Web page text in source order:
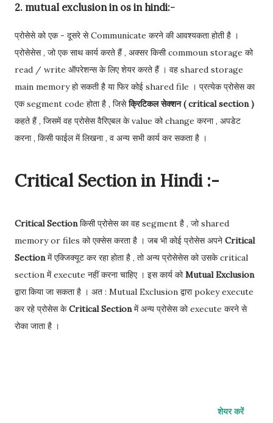
2. mutual exclusion in os in hindi:-
प्रोसेसे को एक - दूसरे से Communicate करने की आवश्यकता होती है ।
प्रोसेसेस , जो एक साथ कार्य करते हैं , अक्सर किसी commoun storage को
read / write ऑपरेशन्स के लिए शेयर करते हैं । वह shared storage
main memory हो सकती है या फिर कोई shared file । प्रत्येक प्रोसेस का
एक segment code होता है , जिसेक्रिटिकल सेक्शन ( critical section )
कहते हैं , जिसमें वह प्रोसेस वैरिएबल के value को change करना , अपडेट
करना , किसी फाईल में लिखना , व अन्य सभी कार्य कर सकता है ।
Critical Section in Hindi :-
Critical Sectionकिसी प्रोसेस का वह segment है , जो shared
memory or files को एक्सेस करता है । जब भी कोई प्रोसेस अपने Critical
Sectionमें एक्जिक्यूट कर रहा होता है , तो अन्य प्रोसेसेस को उसके critical
section में execute नहीं करना चाहिए । इस कार्य कोMutual Exclusion
द्वारा किया जा सकता है । अत : Mutual Exclusion द्वारा pokey execute
कर रहे प्रोसेस केCritical Sectionमें अन्य प्रोसेस को execute करने से
रोका जाता है ।
शेयर करें